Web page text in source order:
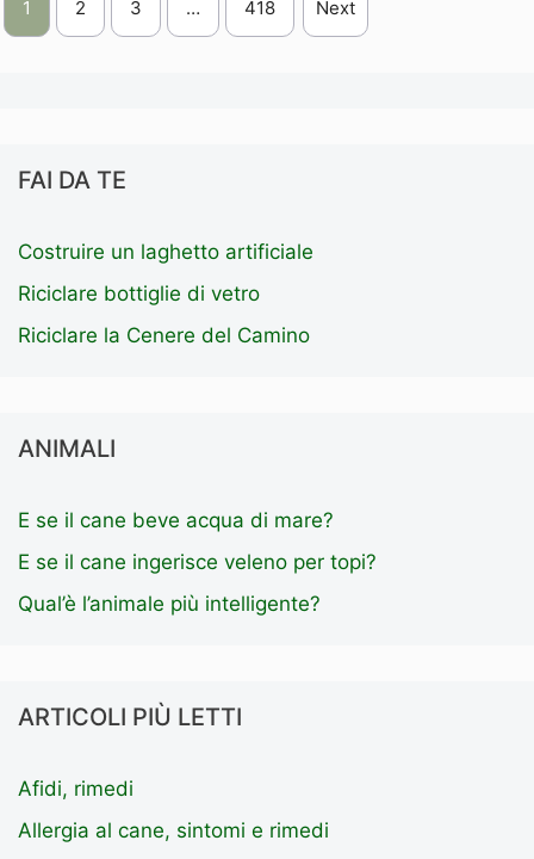
1 2 3 … 418 Next
FAI DA TE
Costruire un laghetto artificiale
Riciclare bottiglie di vetro
Riciclare la Cenere del Camino
ANIMALI
E se il cane beve acqua di mare?
E se il cane ingerisce veleno per topi?
Qual’è l’animale più intelligente?
ARTICOLI PIÙ LETTI
Afidi, rimedi
Allergia al cane, sintomi e rimedi